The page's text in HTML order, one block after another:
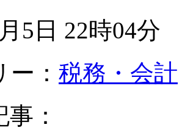
5日 22時04分
： 税務・会計
：